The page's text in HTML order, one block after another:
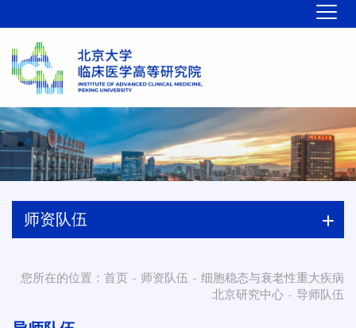
师资队伍
您所在的位置： 首页 - 师资队伍 - 细胞稳态与衰老性重大疾病
北京研究中心 - 导师队伍